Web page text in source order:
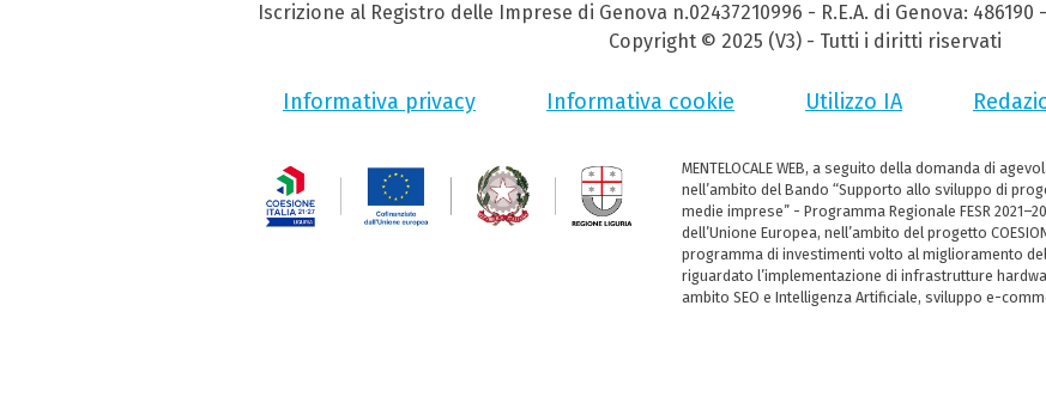
Iscrizione al Registro delle Imprese di Genova n.02437210996 - R.E.A. di Genova: 486190
Copyright © 2025 (V3) - Tutti i diritti riservati
Informativa privacy Informativa cookie Utilizzo IA
MENTELOCALE WEB, a seguito della domanda di
nell’ambito del Bando “Supporto allo sviluppo di
medie imprese” - Programma Regionale FESR
dell’Unione Europea, nell’ambito del progetto
programma di investimenti volto al miglioramento
riguardato l’implementazione di infrastrutture
ambito SEO e Intelligenza Artificiale, sviluppo e-